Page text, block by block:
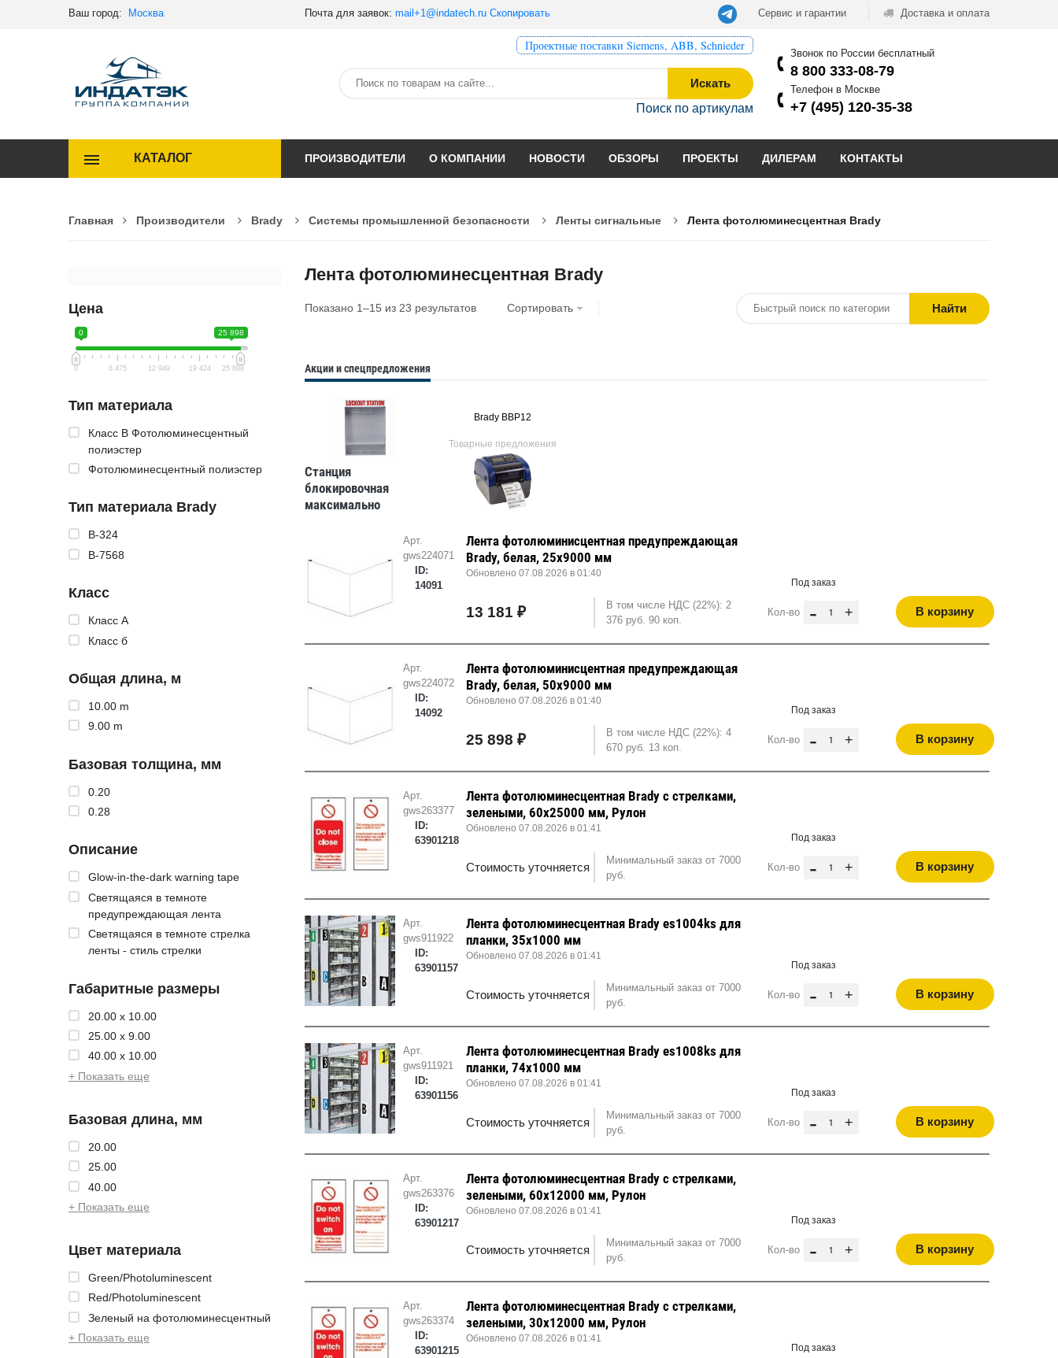
Ваш город: Москва Почта для заявок: mail+1@indatech.ru Скопировать Сервис и гарантии Доставка и оплата
Проектные поставки Siemens, ABB, Schnieder
Искать
Поиск по артикулам
Звонок по России бесплатный
8 800 333-08-79
Телефон в Москве
+7 (495) 120-35-38
КАТАЛОГ ПРОИЗВОДИТЕЛИ О КОМПАНИИ НОВОСТИ ОБЗОРЫ ПРОЕКТЫ ДИЛЕРАМ КОНТАКТЫ
Главная Производители Brady Системы промышленной безопасности Ленты сигнальные Лента фотолюминесцентная Brady
Цена
0 25 898
0 6 475 12 949 19 424 25 898
Тип материала
Класс B Фотолюминесцентный
полиэстер
Фотолюминесцентный полиэстер
Тип материала Brady
B-324
B-7568
Класс
Класс А
Класс б
Общая длина, м
10.00 m
9.00 m
Базовая толщина, мм
0.20
0.28
Описание
Glow-in-the-dark warning tape
Светящаяся в темноте
предупреждающая лента
Светящаяся в темноте стрелка
ленты - стиль стрелки
Габаритные размеры
20.00 x 10.00
25.00 x 9.00
40.00 x 10.00
+ Показать еще
Базовая длина, мм
20.00
25.00
40.00
+ Показать еще
Цвет материала
Green/Photoluminescent
Red/Photoluminescent
Зеленый на фотолюминесцентный
+ Показать еще
Лента фотолюминесцентная Brady
Показано 1–15 из 23 результатов Сортировать Найти
Акции и спецпредложения
Станция
блокировочная
максимально
Brady BBP12
Товарные предложения
Арт.
gws224071
ID:
14091
Лента фотолюминисцентная предупреждающая
Brady, белая, 25x9000 мм
Обновлено 07.08.2026 в 01:40
13 181 ₽
В том числе НДС (22%): 2
376 руб. 90 коп.
Под заказ
Кол-во - + В корзину
Арт.
gws224072
ID:
14092
Лента фотолюминисцентная предупреждающая
Brady, белая, 50x9000 мм
Обновлено 07.08.2026 в 01:40
25 898 ₽
В том числе НДС (22%): 4
670 руб. 13 коп.
Под заказ
Кол-во - + В корзину
Арт.
gws263377
ID:
63901218
Лента фотолюминесцентная Brady с стрелками,
зелеными, 60x25000 мм, Рулон
Обновлено 07.08.2026 в 01:41
Стоимость уточняется
Минимальный заказ от 7000
руб.
Под заказ
Кол-во - + В корзину
Арт.
gws911922
ID:
63901157
Лента фотолюминесцентная Brady es1004ks для
планки, 35x1000 мм
Обновлено 07.08.2026 в 01:41
Стоимость уточняется
Минимальный заказ от 7000
руб.
Под заказ
Кол-во - + В корзину
Арт.
gws911921
ID:
63901156
Лента фотолюминесцентная Brady es1008ks для
планки, 74x1000 мм
Обновлено 07.08.2026 в 01:41
Стоимость уточняется
Минимальный заказ от 7000
руб.
Под заказ
Кол-во - + В корзину
Арт.
gws263376
ID:
63901217
Лента фотолюминесцентная Brady с стрелками,
зелеными, 60x12000 мм, Рулон
Обновлено 07.08.2026 в 01:41
Стоимость уточняется
Минимальный заказ от 7000
руб.
Под заказ
Кол-во - + В корзину
Арт.
gws263374
ID:
63901215
Лента фотолюминесцентная Brady с стрелками,
зелеными, 30x12000 мм, Рулон
Обновлено 07.08.2026 в 01:41
Под заказ